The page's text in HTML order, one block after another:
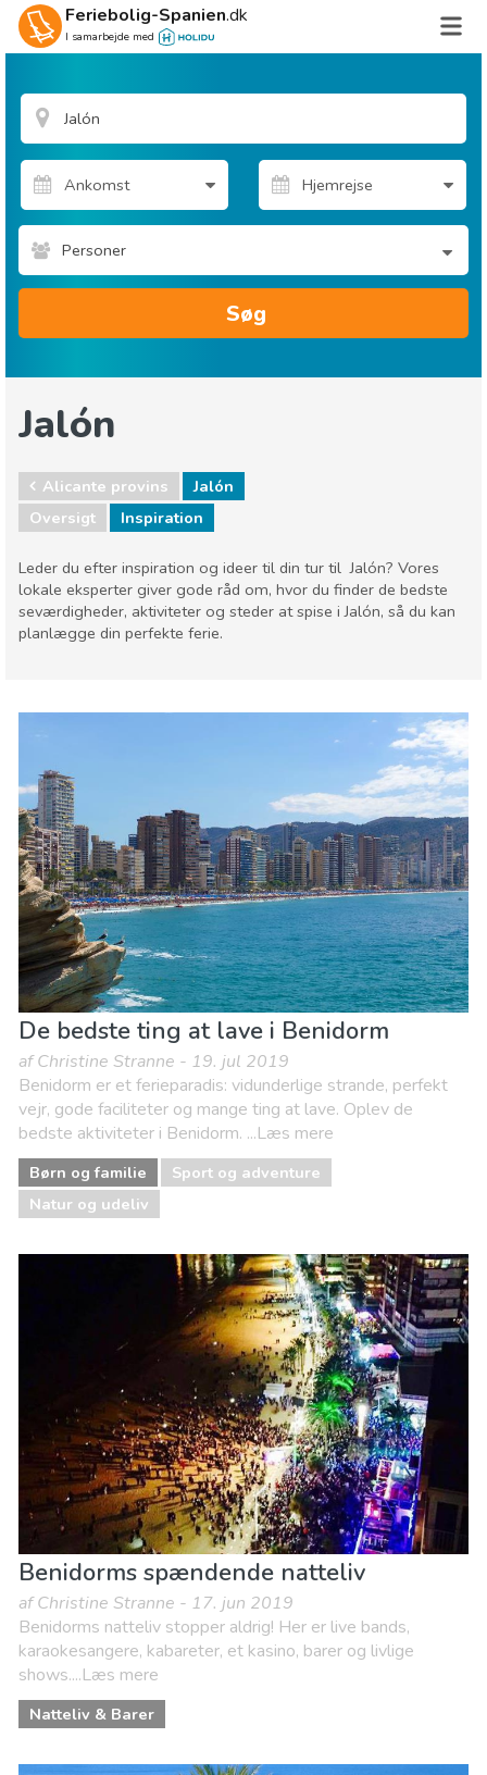
Feriebolig-Spanien.dk
I samarbejde med
Personer
Søg
Jalón
Alicante provins
Jalón
Oversigt
Inspiration
Leder du efter inspiration og ideer til din tur til Jalón? Vores
lokale eksperter giver gode råd om, hvor du finder de bedste
seværdigheder, aktiviteter og steder at spise i Jalón, så du kan
planlægge din perfekte ferie.
Lokale events
Museum & Kunst
Natur og udeliv
Sport og adventure
De bedste ting at lave i Benidorm
af Christine Stranne - 19. jul 2019
Benidorm er et ferieparadis: vidunderlige strande, perfekt
vejr, gode faciliteter og mange ting at lave. Oplev de
bedste aktiviteter i Benidorm. ...Læs mere
Børn og familie
Sport og adventure
Natur og udeliv
Benidorms spændende natteliv
af Christine Stranne - 17. jun 2019
Benidorms natteliv stopper aldrig! Her er live bands,
karaokesangere, kabareter, et kasino, barer og livlige
shows....Læs mere
Natteliv & Barer